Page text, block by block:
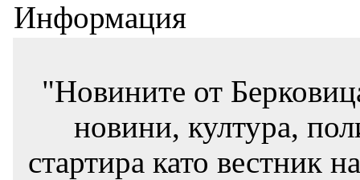
Информация
"Новините от
новини, култура,
стартира като вестник